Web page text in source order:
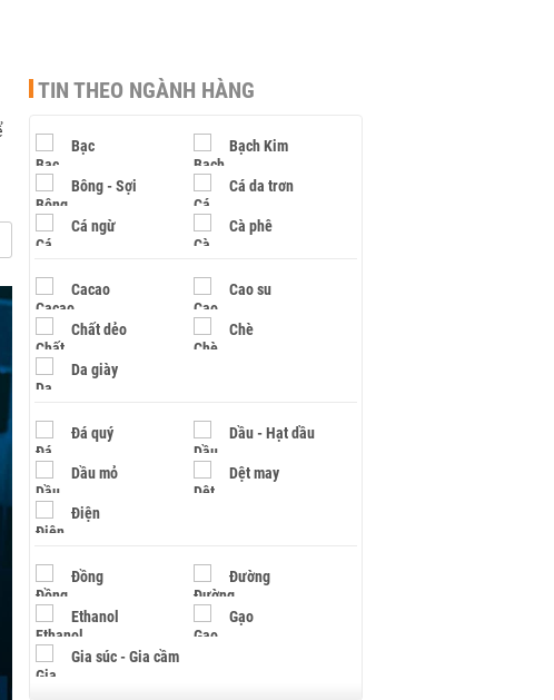
TIN THEO NGÀNH HÀNG
Bạc Bạch Kim
Bông - Sợi Cá da trơn
Cá ngừ Cà phê
Cacao Cao su
Chất dẻo Chè
Da giày
Đá quý Dầu - Hạt dầu
Dầu mỏ Dệt may
Điện
Đồng Đường
Ethanol Gạo
Gia súc - Gia cầm